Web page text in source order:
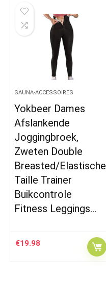
SAUNA-ACCESSOIRES
Yokbeer Dames
Afslankende
Joggingbroek,
Zweten Double
Breasted/Elastische
Taille Trainer
Buikcontrole
Fitness Leggings…
€19.98